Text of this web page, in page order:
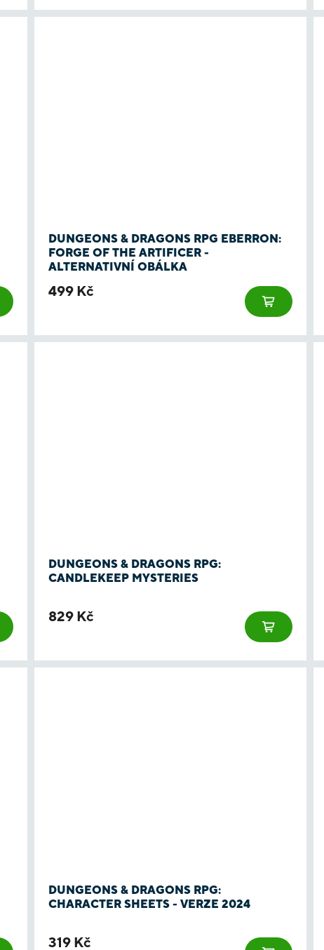
DUNGEONS & DRAGONS RPG EBERRON:
FORGE OF THE ARTIFICER -
ALTERNATIVNÍ OBÁLKA
499 Kč
DUNGEONS & DRAGONS RPG:
CANDLEKEEP MYSTERIES
829 Kč
DUNGEONS & DRAGONS RPG:
CHARACTER SHEETS - VERZE 2024
319 Kč